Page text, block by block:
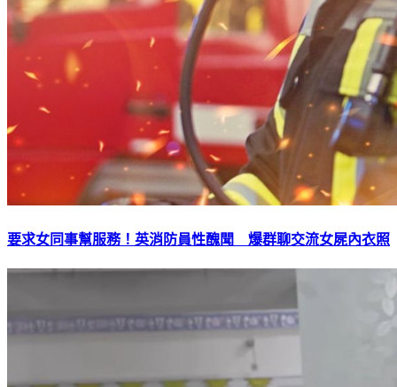
要求女同事幫服務！英消防員性醜聞 爆群聊交流女屍內衣照